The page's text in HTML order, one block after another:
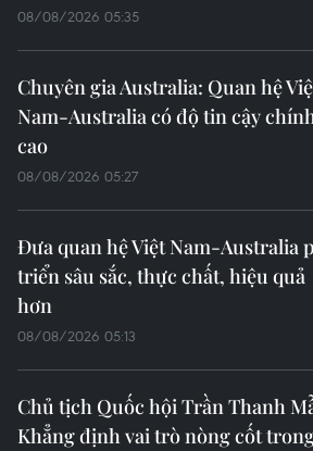
08/08/2026 05:35
Chuyên gia Australia: Quan hệ
Nam-Australia có độ tin cậy
cao
08/08/2026 05:27
Đưa quan hệ Việt Nam-Australia
triển sâu sắc, thực chất, hiệu quả
hơn
08/08/2026 05:13
Chủ tịch Quốc hội Trần Thanh
Khẳng định vai trò nòng cốt